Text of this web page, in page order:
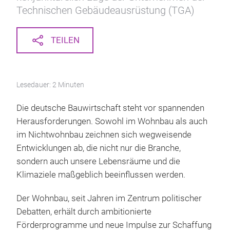
Technischen Gebäudeausrüstung (TGA)
TEILEN
Lesedauer: 2 Minuten
Die deutsche Bauwirtschaft steht vor spannenden
Herausforderungen. Sowohl im Wohnbau als auch
im Nichtwohnbau zeichnen sich wegweisende
Entwicklungen ab, die nicht nur die Branche,
sondern auch unsere Lebensräume und die
Klimaziele maßgeblich beeinflussen werden.
Der Wohnbau, seit Jahren im Zentrum politischer
Debatten, erhält durch ambitionierte
Förderprogramme und neue Impulse zur Schaffung